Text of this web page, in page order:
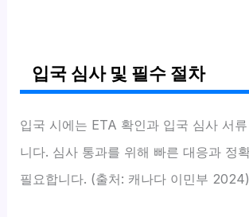
입국 심사 및 필수 절차
입국 시에는 ETA 확인과 입국 심사 서
니다. 심사 통과를 위해 빠른 대응과 정
필요합니다. (출처: 캐나다 이민부 2024)